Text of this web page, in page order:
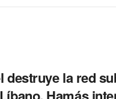
destruye la red